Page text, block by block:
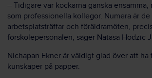
– Tidigare var kockarna ganska ensamma,
som professionella kollegor. Numera är de
arbetsplatsträffar och föräldramöten,
förskolepersonalen, säger Natasa Hodzic
Nichapan Ekner är väldigt glad över att ha
kunskaper på papper.